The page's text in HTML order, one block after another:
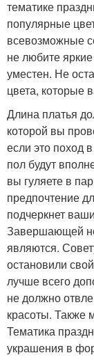
тематике
популярные
всевозможные
не любите
уместен. Не
цвета, которые
Длина платья
которой вы
если это поход
пол будут
вы гуляете в
предпочтение
подчеркнет
Завершающей
являются.
остановили
лучше всего
не должно
красоты. Также
Тематика
украшения в